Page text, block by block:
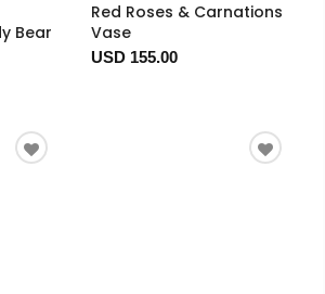
Bear
Red Roses & Carnations
Vase
USD 155.00